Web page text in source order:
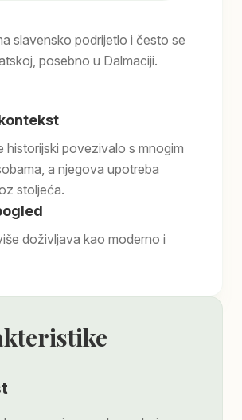
slavensko podrijetlo i često se
posebno u Dalmaciji.
historijski povezivalo s mnogim
a njegova upotreba
stoljeća.
doživljava kao moderno i